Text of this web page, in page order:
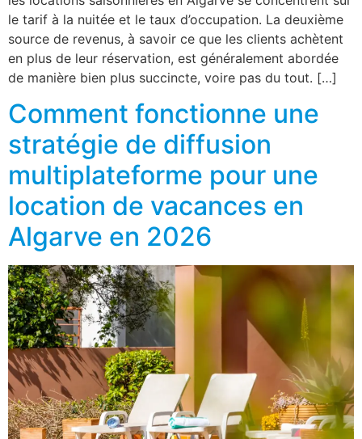
le tarif à la nuitée et le taux d’occupation. La deuxième
source de revenus, à savoir ce que les clients achètent
en plus de leur réservation, est généralement abordée
de manière bien plus succincte, voire pas du tout. […]
Comment fonctionne une
stratégie de diffusion
multiplateforme pour une
location de vacances en
Algarve en 2026